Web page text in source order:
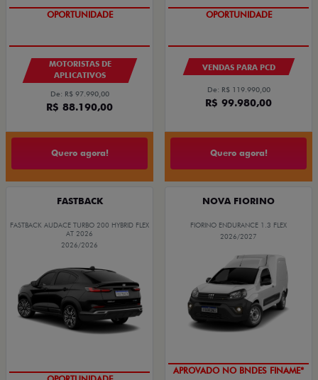
OPORTUNIDADE
MOTORISTAS DE
APLICATIVOS
De: R$ 97.990,00
R$ 88.190,00
Quero agora!
OPORTUNIDADE
VENDAS PARA PCD
De: R$ 119.990,00
R$ 99.980,00
Quero agora!
FASTBACK
FASTBACK AUDACE TURBO 200 HYBRID FLEX
AT 2026
2026/2026
NOVA FIORINO
FIORINO ENDURANCE 1.3 FLEX
2026/2027
APROVADO NO BNDES FINAME*